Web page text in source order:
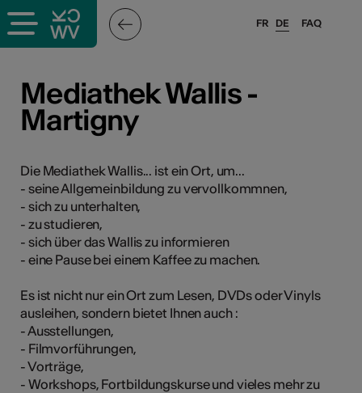
FAQ
FR DE
Mediathek Wallis -
Martigny
Die Mediathek Wallis... ist ein Ort, um...
- seine Allgemeinbildung zu vervollkommnen,
- sich zu unterhalten,
- zu studieren,
- sich über das Wallis zu informieren
- eine Pause bei einem Kaffee zu machen.
Es ist nicht nur ein Ort zum Lesen, DVDs oder Vinyls
ausleihen, sondern bietet Ihnen auch :
- Ausstellungen,
- Filmvorführungen,
- Vorträge,
- Workshops, Fortbildungskurse und vieles mehr zu